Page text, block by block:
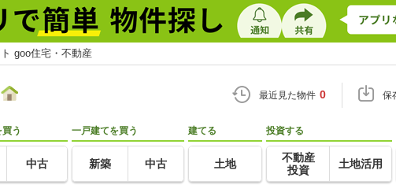
goo住宅・不動産
最近見た物件 0 保
う
中古
一戸建てを買う
新築 中古
建てる
土地
投資する
不動産
投資
土地活用